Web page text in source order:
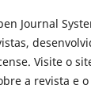
Journal
Visite o
a revista e